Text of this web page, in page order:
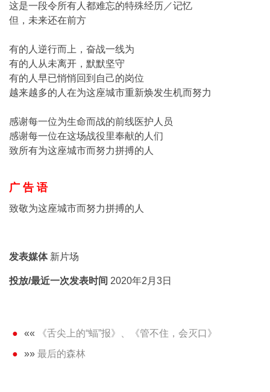
这是一段令所有人都难忘的特殊经历／记忆
但，未来还在前方
有的人逆行而上，奋战一线为
有的人从未离开，默默坚守
有的人早已悄悄回到自己的岗位
越来越多的人在为这座城市重新焕发生机而努力
感谢每一位为生命而战的前线医护人员
感谢每一位在这场战役里奉献的人们
致所有为这座城市而努力拼搏的人
广 告 语
致敬为这座城市而努力拼搏的人
发表媒体新片场
投放/最近一次发表时间 2020年2月3日
««
《舌尖上的“蝠”报》、《管不住，会灭口》
»» 最后的森林